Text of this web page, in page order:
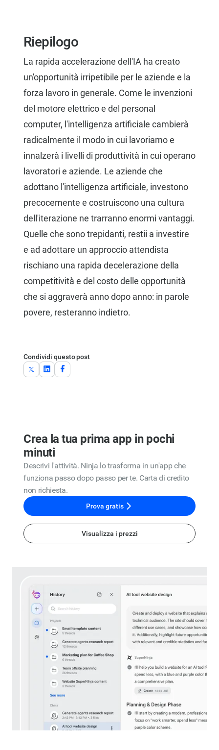
Riepilogo
La rapida accelerazione dell'IA ha creato
un'opportunità irripetibile per le aziende e la
forza lavoro in generale. Come le invenzioni
del motore elettrico e del personal
computer, l'intelligenza artificiale cambierà
radicalmente il modo in cui lavoriamo e
innalzerà i livelli di produttività in cui operano
lavoratori e aziende. Le aziende che
adottano l'intelligenza artificiale, investono
precocemente e costruiscono una cultura
dell'iterazione ne trarranno enormi vantaggi.
Quelle che sono trepidanti, restii a investire
e ad adottare un approccio attendista
rischiano una rapida decelerazione della
competitività e del costo delle opportunità
che si aggraverà anno dopo anno: in parole
povere, resteranno indietro.
Condividi questo post
Crea la tua prima app in pochi
minuti
Descrivi l'attività. Ninja lo trasforma in un'app che
funziona passo dopo passo per te. Carta di credito
non richiesta.
Prova gratis
Visualizza i prezzi